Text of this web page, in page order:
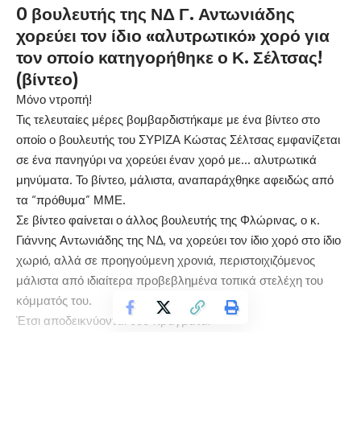
O βουλευτής της ΝΔ Γ. Αντωνιάδης
χορεύει τον ίδιο «αλυτρωτικό» χορό για
τον οποίο κατηγορήθηκε ο Κ. Σέλτσας!
(βίντεο)
Μόνο ντροπή!
Τις τελευταίες μέρες βομβαρδιστήκαμε με ένα βίντεο στο
οποίο ο βουλευτής του ΣΥΡΙΖΑ Κώστας Σέλτσας εμφανίζεται
σε ένα πανηγύρι να χορεύει έναν χορό με… αλυτρωτικά
μηνύματα. Το βίντεο, μάλιστα, αναπαράχθηκε αφειδώς από
τα “πρόθυμα” ΜΜΕ.
Σε βίντεο φαίνεται ο άλλος βουλευτής της Φλώρινας, ο κ.
Γιάννης Αντωνιάδης της ΝΔ, να χορεύει τον ίδιο χορό στο ίδιο
χωριό, αλλά σε προηγούμενη χρονιά, περιστοιχιζόμενος
μάλιστα από ιδιαίτερα προβεβλημένα τοπικά στελέχη του
κόμματός του.
Έτσι αποδεικνύονται δύο πράγματα: